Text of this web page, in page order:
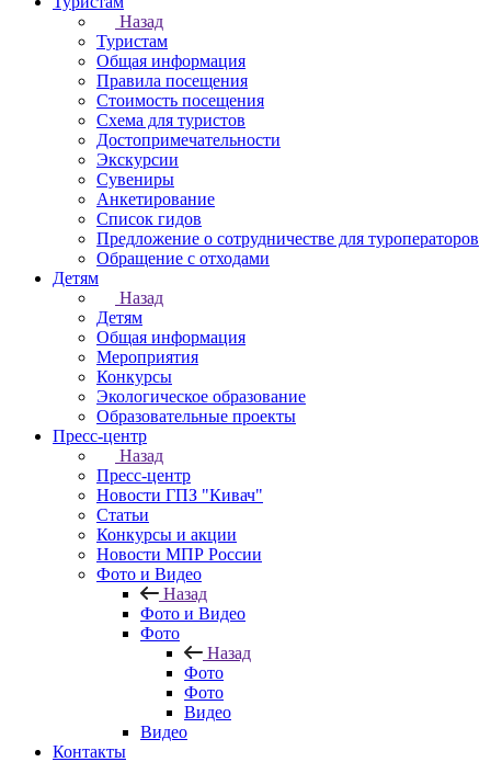
Назад
Туристам
Общая информация
Правила посещения
Стоимость посещения
Схема для туристов
Достопримечательности
Экскурсии
Сувениры
Анкетирование
Список гидов
Предложение о сотрудничестве для туроператоров
Обращение с отходами
Детям
Назад
Детям
Общая информация
Мероприятия
Конкурсы
Экологическое образование
Образовательные проекты
Пресс-центр
Назад
Пресс-центр
Новости ГПЗ "Кивач"
Статьи
Конкурсы и акции
Новости МПР России
Фото и Видео
Назад
Фото и Видео
Фото
Назад
Фото
Фото
Видео
Видео
Контакты